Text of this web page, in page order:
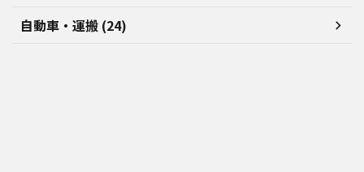
自動車・運搬 (24)